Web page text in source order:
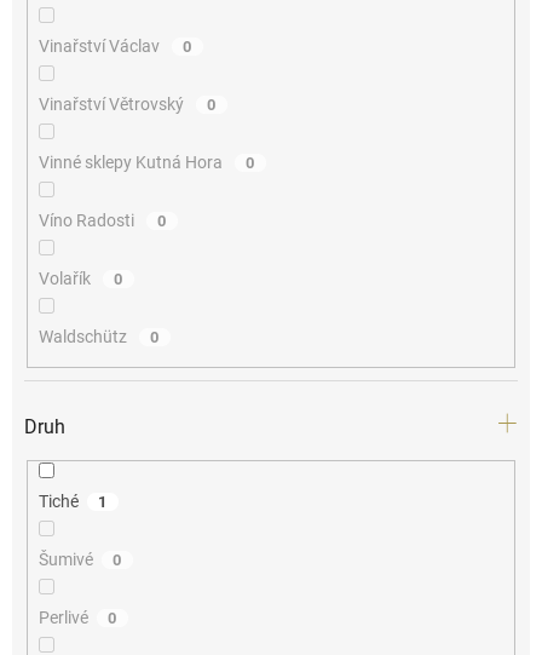
Vinařství Václav 0
Vinařství Větrovský 0
Vinné sklepy Kutná Hora 0
Víno Radosti 0
Volařík 0
Waldschütz 0
Druh
Tiché 1
Šumivé 0
Perlivé 0